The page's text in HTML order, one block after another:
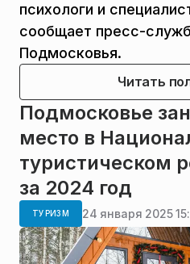
психологи и
сообщает пресс-
Подмосковья.
Читать
Подмосковье
место в
туристическом
за 2024 год
ТУРИЗМ 24 января 2025